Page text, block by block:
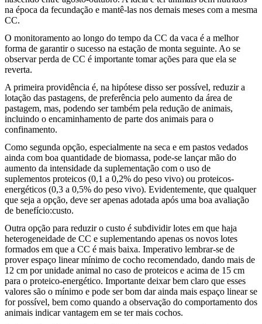
na época da fecundação e mantê-las nos demais meses com a mesma
CC.
O monitoramento ao longo do tempo da CC da vaca é a melhor
forma de garantir o sucesso na estação de monta seguinte. Ao se
observar perda de CC é importante tomar ações para que ela se
reverta.
A primeira providência é, na hipótese disso ser possível, reduzir a
lotação das pastagens, de preferência pelo aumento da área de
pastagem, mas, podendo ser também pela redução de animais,
incluindo o encaminhamento de parte dos animais para o
confinamento.
Como segunda opção, especialmente na seca e em pastos vedados
ainda com boa quantidade de biomassa, pode-se lançar mão do
aumento da intensidade da suplementação com o uso de
suplementos proteicos (0,1 a 0,2% do peso vivo) ou proteicos-
energéticos (0,3 a 0,5% do peso vivo). Evidentemente, que qualquer
que seja a opção, deve ser apenas adotada após uma boa avaliação
de benefício:custo.
Outra opção para reduzir o custo é subdividir lotes em que haja
heterogeneidade de CC e suplementando apenas os novos lotes
formados em que a CC é mais baixa. Imperativo lembrar-se de
prover espaço linear mínimo de cocho recomendado, dando mais de
12 cm por unidade animal no caso de proteicos e acima de 15 cm
para o proteico-energético. Importante deixar bem claro que esses
valores são o mínimo e pode ser bom dar ainda mais espaço linear se
for possível, bem como quando a observação do comportamento dos
animais indicar vantagem em se ter mais cochos.